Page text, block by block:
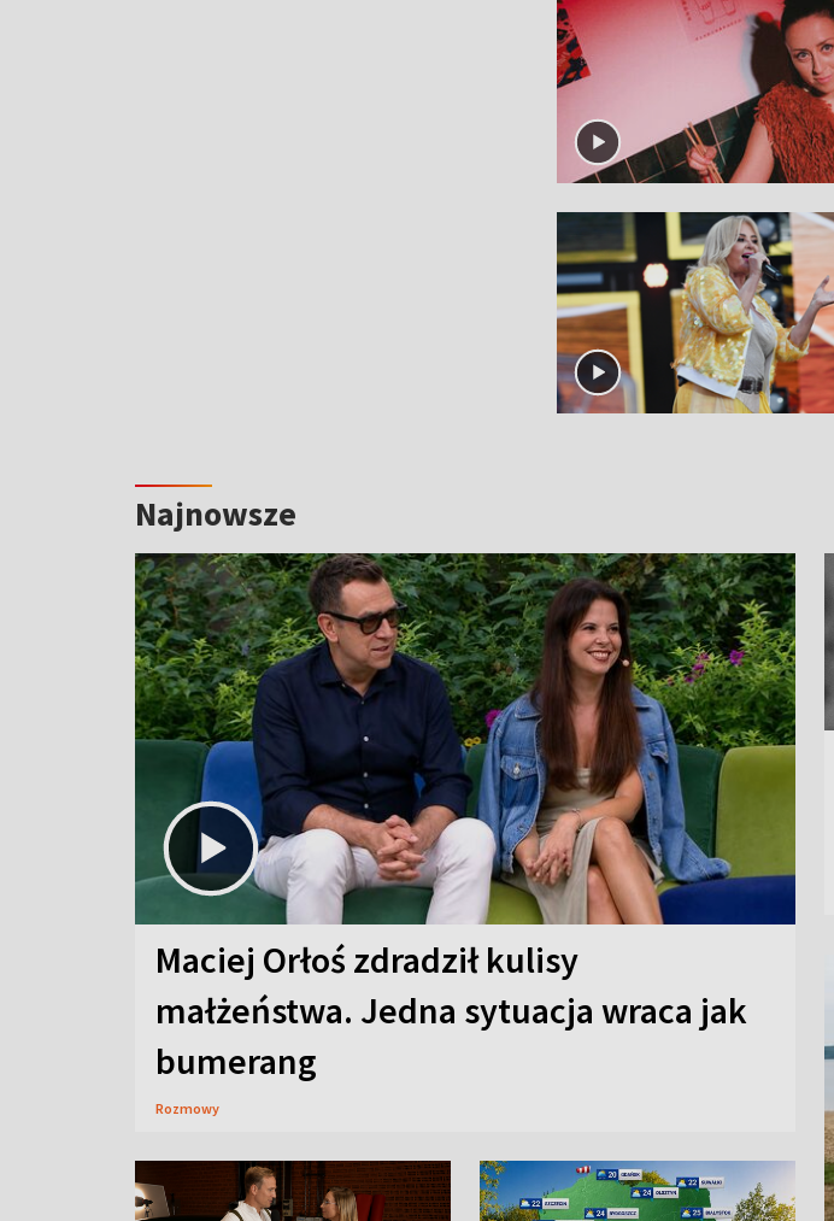
Najnowsze
Maciej Orłoś zdradził kulisy
małżeństwa. Jedna sytuacja wraca jak
bumerang
Rozmowy